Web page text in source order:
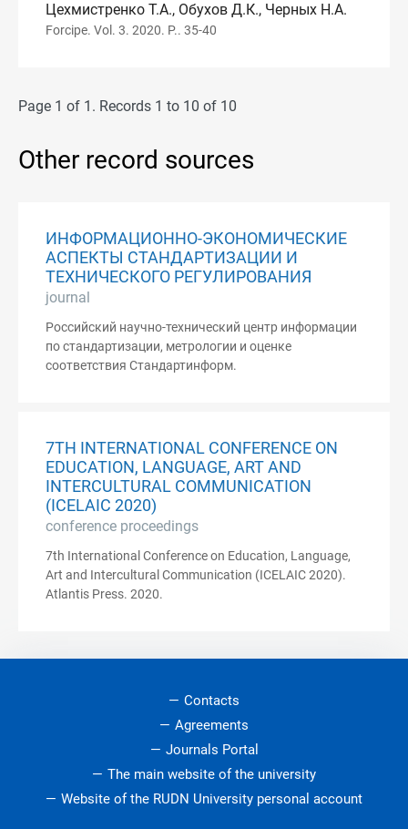
Цехмистренко Т.А., Обухов Д.К., Черных Н.А.
Forcipe. Vol. 3. 2020. P.. 35-40
Page 1 of 1. Records 1 to 10 of 10
Other record sources
ИНФОРМАЦИОННО-ЭКОНОМИЧЕСКИЕ
АСПЕКТЫ СТАНДАРТИЗАЦИИ И
ТЕХНИЧЕСКОГО РЕГУЛИРОВАНИЯ
journal
Российский научно-технический центр информации
по стандартизации, метрологии и оценке
соответствия Стандартинформ.
7TH INTERNATIONAL CONFERENCE ON
EDUCATION, LANGUAGE, ART AND
INTERCULTURAL COMMUNICATION
(ICELAIC 2020)
conference proceedings
7th International Conference on Education, Language,
Art and Intercultural Communication (ICELAIC 2020).
Atlantis Press. 2020.
Contacts
Agreements
Journals Portal
The main website of the university
Website of the RUDN University personal account